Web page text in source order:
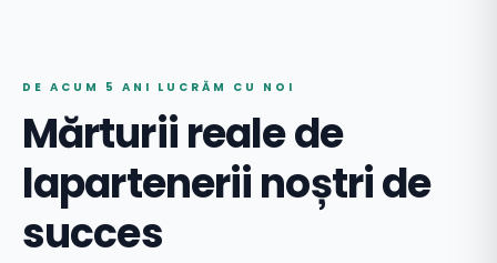
DE ACUM 5 ANI LUCRĂM CU NOI
Mărturii reale de
lapartenerii noștri de
succes